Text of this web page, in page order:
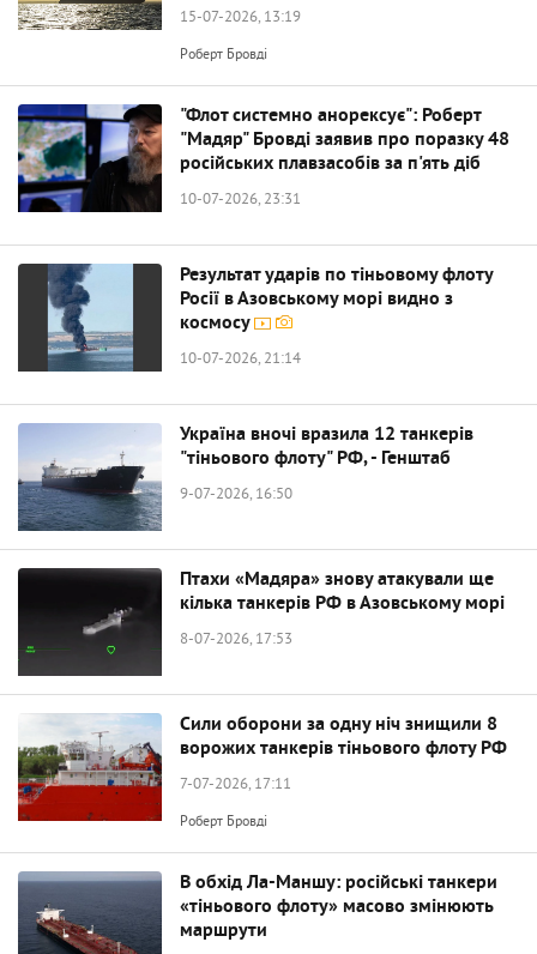
15-07-2026, 13:19
Роберт Бровді
"Флот системно анорексує": Роберт
"Мадяр" Бровді заявив про поразку 48
російських плавзасобів за п'ять діб
10-07-2026, 23:31
Результат ударів по тіньовому флоту
Росії в Азовському морі видно з
космосу
10-07-2026, 21:14
Україна вночі вразила 12 танкерів
"тіньового флоту" РФ, - Генштаб
9-07-2026, 16:50
Птахи «Мадяра» знову атакували ще
кілька танкерів РФ в Азовському морі
8-07-2026, 17:53
Сили оборони за одну ніч знищили 8
ворожих танкерів тіньового флоту РФ
7-07-2026, 17:11
Роберт Бровді
В обхід Ла-Маншу: російські танкери
«тіньового флоту» масово змінюють
маршрути